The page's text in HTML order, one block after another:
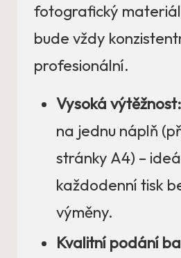
fotografický
bude vždy
profesionální.
Vysoká výtěžnost:
na jednu náplň
stránky A4) –
každodenní tisk
výměny.
Kvalitní podání